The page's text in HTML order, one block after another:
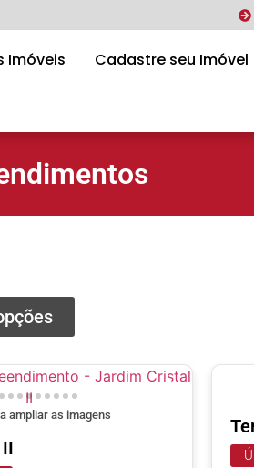
Imóveis Cadastre seu Imóvel
ampliar as imagens